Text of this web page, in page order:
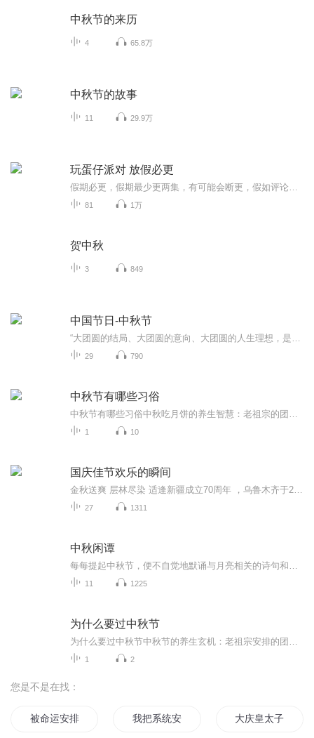
中秋节的来历
4 65.8万
中秋节的故事
11 29.9万
玩蛋仔派对 放假必更
81 1万
贺中秋
3 849
中国节日-中秋节
29 790
中秋节有哪些习俗
1 10
国庆佳节欢乐的瞬间
27 1311
中秋闲谭
11 1225
为什么要过中秋节
1 2
您是不是在找：
被命运安排 我把系统安排了 大庆皇太子